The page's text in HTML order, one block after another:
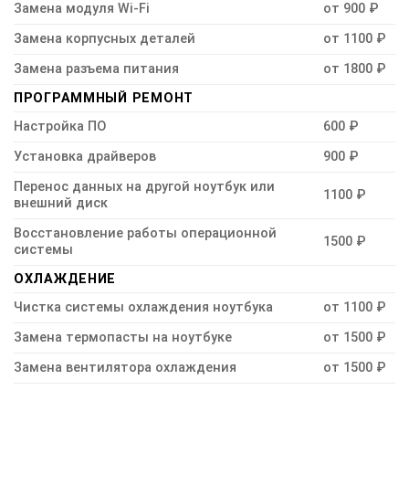
Замена модуля Wi-Fi
от 900 ₽
Замена корпусных деталей
от 1100 ₽
Замена разъема питания
от 1800 ₽
ПРОГРАММНЫЙ РЕМОНТ
Настройка ПО
600 ₽
Установка драйверов
900 ₽
Перенос данных на другой ноутбук или
внешний диск
1100 ₽
Восстановление работы операционной
системы
1500 ₽
ОХЛАЖДЕНИЕ
Чистка системы охлаждения ноутбука
от 1100 ₽
Замена термопасты на ноутбуке
от 1500 ₽
Замена вентилятора охлаждения
от 1500 ₽